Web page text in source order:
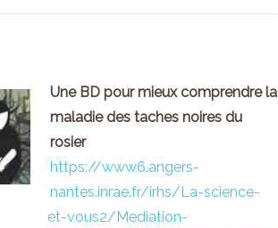
Une BD pour mieux comprendre la
maladie des taches noires du
rosier
https://www6.angers-
nantes.inrae.fr/irhs/La-science-
et-vous2/Mediation-